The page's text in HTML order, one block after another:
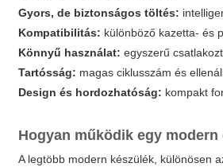
Gyors, de biztonságos töltés:
Kompatibilitás: különböző kazetta- és
Könnyű használat: egyszerű
Tartósság: magas ciklusszám és
Design és hordozhatóság: kompakt
Hogyan működik egy
A legtöbb modern készülék, különösen